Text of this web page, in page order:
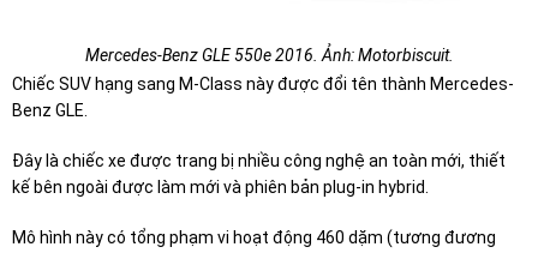
Mercedes-Benz GLE 550e 2016. Ảnh: Motorbiscuit.
Chiếc SUV hạng sang M-Class này được đổi tên thành Mercedes-
Benz GLE.
Đây là chiếc xe được trang bị nhiều công nghệ an toàn mới, thiết
kế bên ngoài được làm mới và phiên bản plug-in hybrid.
Mô hình này có tổng phạm vi hoạt động 460 dặm (tương đương